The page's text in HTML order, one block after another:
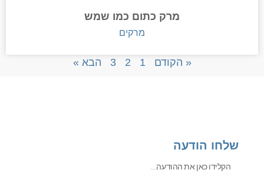
מרק כתום כמו שמש
מרקים
« הקודם 1
2
3 הבא »
שלחו הודעה